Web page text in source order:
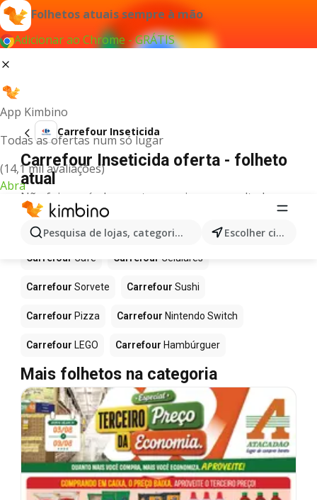
Folhetos atuais sempre à mão
Adicionar ao Chrome - GRÁTIS
App Kimbino
Todas as ofertas num só lugar
(14,1 mil avaliações)
Abra
Pesquisa de lojas, categorias,produtos... Escolher cidade
Carrefour Inseticida
Carrefour Inseticida oferta - folheto
atual
Não foi possível encontrar quaisquer resultados
para este termo.
Mais produtos em Carrefour
Carrefour Café Carrefour Celulares
Carrefour Sorvete Carrefour Sushi
Carrefour Pizza Carrefour Nintendo Switch
Carrefour LEGO Carrefour Hambúrguer
Mais folhetos na categoria